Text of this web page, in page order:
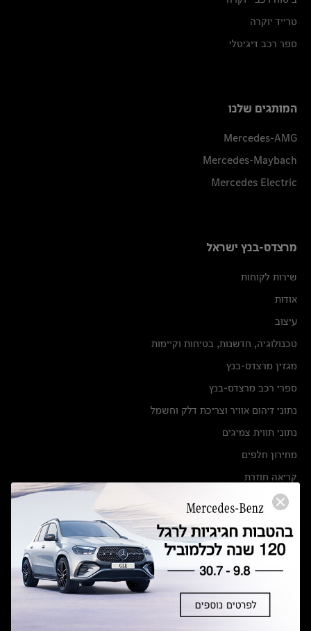
טרייד יוקרה
ספר רכב דיגיטלי
המותגים שלנו
Mercedes-AMG
Mercedes-Maybach
Mercedes Electric
מרצדס-בנץ ישראל
שירות לקוחות
אודות
עיצוב
טכנולוגיה, חדשנות, בטיחות וקיימות
מגזין מרצדס-בנץ
ספרי רכב מרצדס-בנץ
נתוני זיהום אוויר וצריכת דלק וחשמל
נתוני תווית צמיגים
מחירון חלפים
קריאה חוזרת
הודעה על הטבות לרכבי מרצדס בהסדר פשרה בתצ 56447-02-19
תקנון ימי מכירות 120 לכלמוביל
מצאו אותנו